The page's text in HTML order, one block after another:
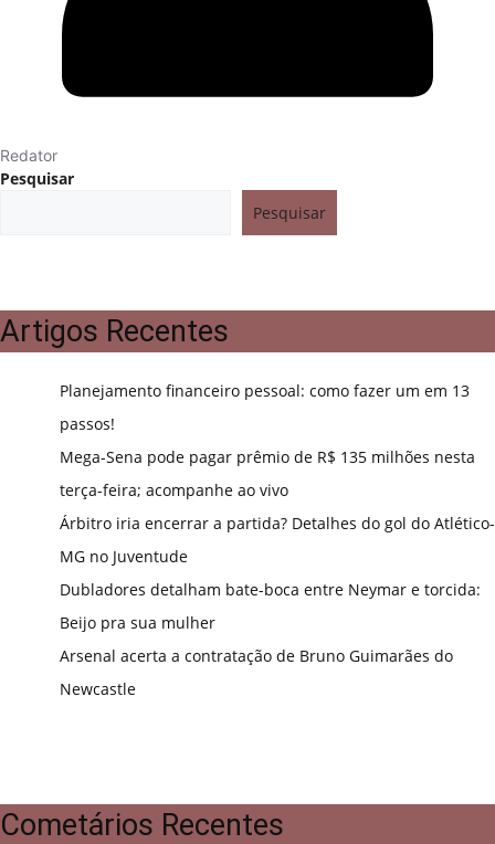
Redator
Pesquisar
Pesquisar
Artigos Recentes
Planejamento financeiro pessoal: como fazer um em 13
passos!
Mega-Sena pode pagar prêmio de R$ 135 milhões nesta
terça-feira; acompanhe ao vivo
Árbitro iria encerrar a partida? Detalhes do gol do Atlético-
MG no Juventude
Dubladores detalham bate-boca entre Neymar e torcida:
Beijo pra sua mulher
Arsenal acerta a contratação de Bruno Guimarães do
Newcastle
Cometários Recentes